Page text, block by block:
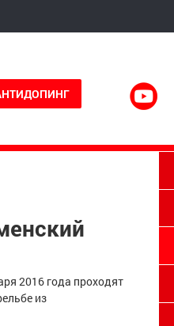
2016 года проходят
из